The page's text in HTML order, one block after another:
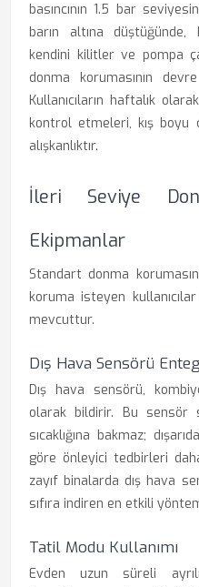
basıncının 1.5 bar
barın altına
kendini kilitler ve pompa
donma korumasının
Kullanıcıların haftalık
kontrol etmeleri, kış boyu
alışkanlıktır.
İleri Seviye
Ekipmanlar
Standart donma
koruma isteyen
mevcuttur.
Dış Hava Sensörü
Dış hava sensörü,
olarak bildirir. Bu sensör
sıcaklığına bakmaz;
göre önleyici tedbirleri
zayıf binalarda dış hava
sıfıra indiren en etkili
Tatil Modu Kullanımı
Evden uzun süreli